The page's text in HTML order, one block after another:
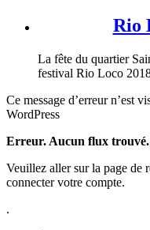
Rio
La fête du quartier
festival Rio Loco
Ce message d’erreur n’est
WordPress
Erreur. Aucun flux trouvé.
Veuillez aller sur la page de
connecter votre compte.
.